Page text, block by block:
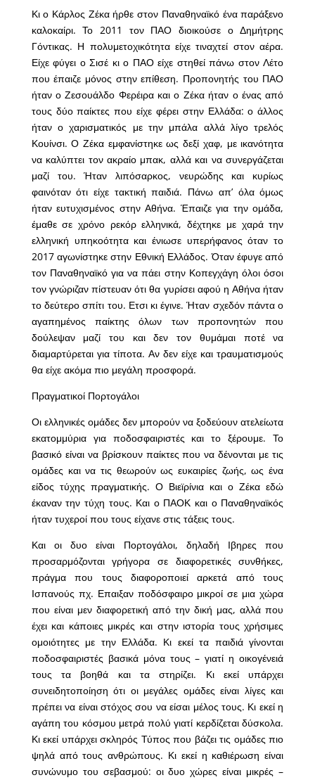
Κι ο Κάρλος Ζέκα ήρθε στον Παναθηναϊκό ένα παράξενο
καλοκαίρι. Το 2011 τον ΠΑΟ διοικούσε ο Δημήτρης
Γόντικας. Η πολυμετοχικότητα είχε τιναχτεί στον αέρα.
Είχε φύγει ο Σισέ κι ο ΠΑΟ είχε στηθεί πάνω στον Λέτο
που έπαιζε μόνος στην επίθεση. Προπονητής του ΠΑΟ
ήταν ο Ζεσουάλδο Φερέιρα και ο Ζέκα ήταν ο ένας από
τους δύο παίκτες που είχε φέρει στην Ελλάδα: ο άλλος
ήταν ο χαρισματικός με την μπάλα αλλά λίγο τρελός
Κουίνσι. Ο Ζέκα εμφανίστηκε ως δεξί χαφ, με ικανότητα
να καλύπτει τον ακραίο μπακ, αλλά και να συνεργάζεται
μαζί του. Ήταν λιπόσαρκος, νευρώδης και κυρίως
φαινόταν ότι είχε τακτική παιδιά. Πάνω απ’ όλα όμως
ήταν ευτυχισμένος στην Αθήνα. Έπαιζε για την ομάδα,
έμαθε σε χρόνο ρεκόρ ελληνικά, δέχτηκε με χαρά την
ελληνική υπηκοότητα και ένιωσε υπερήφανος όταν το
2017 αγωνίστηκε στην Εθνική Ελλάδος. Όταν έφυγε από
τον Παναθηναϊκό για να πάει στην Κοπεγχάγη όλοι όσοι
τον γνώριζαν πίστευαν ότι θα γυρίσει αφού η Αθήνα ήταν
το δεύτερο σπίτι του. Ετσι κι έγινε. Ήταν σχεδόν πάντα ο
αγαπημένος παίκτης όλων των προπονητών που
δούλεψαν μαζί του και δεν τον θυμάμαι ποτέ να
διαμαρτύρεται για τίποτα. Αν δεν είχε και τραυματισμούς
θα είχε ακόμα πιο μεγάλη προσφορά.
Πραγματικοί Πορτογάλοι
Οι ελληνικές ομάδες δεν μπορούν να ξοδεύουν ατελείωτα
εκατομμύρια για ποδοσφαιριστές και το ξέρουμε. Το
βασικό είναι να βρίσκουν παίκτες που να δένονται με τις
ομάδες και να τις θεωρούν ως ευκαιρίες ζωής, ως ένα
είδος τύχης πραγματικής. Ο Βιεϊρίνια και ο Ζέκα εδώ
έκαναν την τύχη τους. Και ο ΠΑΟΚ και ο Παναθηναϊκός
ήταν τυχεροί που τους είχανε στις τάξεις τους.
Και οι δυο είναι Πορτογάλοι, δηλαδή Ιβηρες που
προσαρμόζονται γρήγορα σε διαφορετικές συνθήκες,
πράγμα που τους διαφοροποιεί αρκετά από τους
Ισπανούς πχ. Επαιξαν ποδόσφαιρο μικροί σε μια χώρα
που είναι μεν διαφορετική από την δική μας, αλλά που
έχει και κάποιες μικρές και στην ιστορία τους χρήσιμες
ομοιότητες με την Ελλάδα. Κι εκεί τα παιδιά γίνονται
ποδοσφαιριστές βασικά μόνα τους – γιατί η οικογένειά
τους τα βοηθά και τα στηρίζει. Κι εκεί υπάρχει
συνειδητοποίηση ότι οι μεγάλες ομάδες είναι λίγες και
πρέπει να είναι στόχος σου να είσαι μέλος τους. Κι εκεί η
αγάπη του κόσμου μετρά πολύ γιατί κερδίζεται δύσκολα.
Κι εκεί υπάρχει σκληρός Τύπος που βάζει τις ομάδες πιο
ψηλά από τους ανθρώπους. Κι εκεί η καθιέρωση είναι
συνώνυμο του σεβασμού: οι δυο χώρες είναι μικρές –